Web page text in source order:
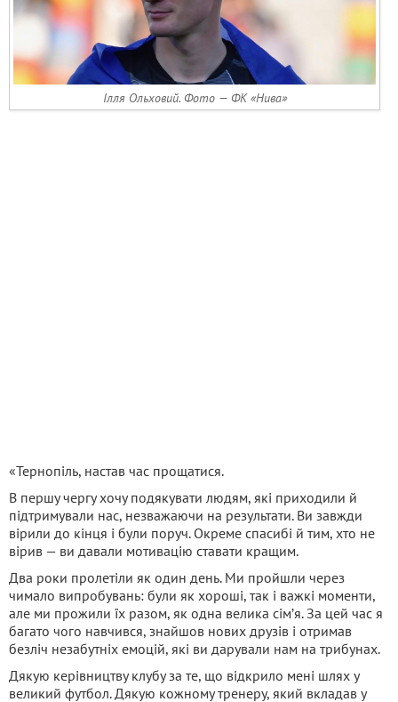
Ілля Ольховий. Фото — ФК «Нива»
«Тернопіль, настав час прощатися.
В першу чергу хочу подякувати людям, які приходили й
підтримували нас, незважаючи на результати. Ви завжди
вірили до кінця і були поруч. Окреме спасибі й тим, хто не
вірив — ви давали мотивацію ставати кращим.
Два роки пролетіли як один день. Ми пройшли через
чимало випробувань: були як хороші, так і важкі моменти,
але ми прожили їх разом, як одна велика сімʼя. За цей час я
багато чого навчився, знайшов нових друзів і отримав
безліч незабутніх емоцій, які ви дарували нам на трибунах.
Дякую керівництву клубу за те, що відкрило мені шлях у
великий футбол. Дякую кожному тренеру, який вкладав у